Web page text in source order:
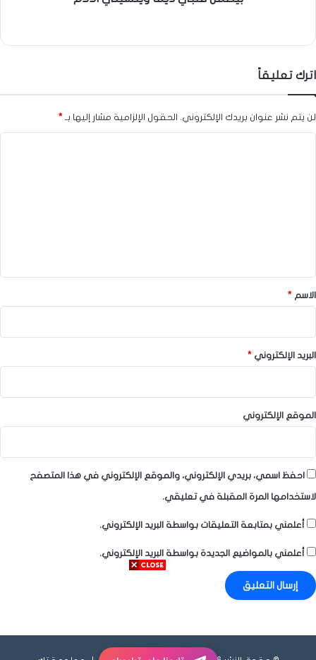
اترك تعليقاً
لن يتم نشر عنوان بريدك الإلكتروني. الحقول الإلزامية مشار إليها بـ *
*
الاسم *
البريد الإلكتروني *
الموقع الإلكتروني
احفظ اسمي، بريدي الإلكتروني، والموقع الإلكتروني في هذا المتصفح
لاستخدامها المرة المقبلة في تعليقي.
أعلمني بمتابعة التعليقات بواسطة البريد الإلكتروني.
أعلمني بالمواضيع الجديدة بواسطة البريد الإلكتروني.